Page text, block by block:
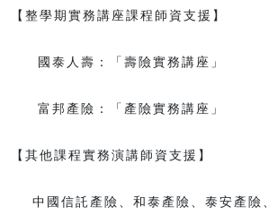
【整學期實務講座課程師資支援】
國泰人壽：「壽險實務講座」
富邦產險：「產險實務講座」
【其他課程實務演講師資支援】
中國信託產險、和泰產險、泰安產險、